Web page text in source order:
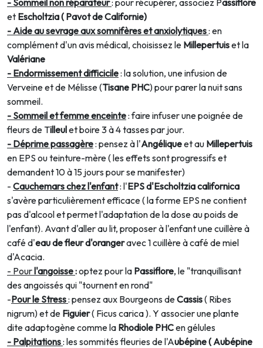
et Escholtzia ( Pavot de Californie)
- Aide au sevrage aux somnifères et anxiolytiques: en
complément d'un avis médical, choisissez le Millepertuiset la
Valériane
- Endormissement difficicile: la solution, une infusion de
Verveine et de Mélisse (Tisane PHC) pour parer la nuit sans
sommeil.
- Sommeil et femme enceinte: faire infuser une poignée de
fleurs de Tilleulet boire 3 à 4 tasses par jour.
- Déprime passagère: pensez à l'Angéliqueet au Millepertuis
en EPS ou teinture-mère ( les effets sont progressifs et
demandent 10 à 15 jours pour se manifester)
- Cauchemarschez l'enfant: l'EPS d'Escholtzia californica
s'avère particulièrement efficace ( la forme EPS ne contient
pas d'alcool et permet l'adaptation de la dose au poids de
l'enfant). Avant d'aller au lit, proposer à l'enfant une cuillère à
café d'eau de fleur d'orangeravec 1 cuillère à café de miel
d'Acacia.
- Pourl'angoisse:optez pour la Passiflore, le "tranquillisant
des angoissés qui "tournent en rond"
-Pour le Stress: pensez aux Bourgeons deCassis( Ribes
nigrum) et de Figuier( Ficus carica ). Y associer une plante
dite adaptogène comme la Rhodiole PHCen gélules
- Palpitations: les sommités fleuries de l'Aubépine ( Aubépine